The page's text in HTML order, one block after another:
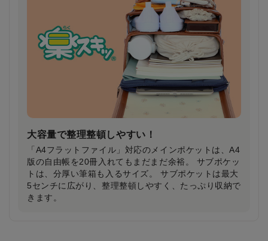
雨の日や暗い夜道でもドライバーの注意を引き
安全・安心
雨で視界が悪い日や夕暮れ時に、ランドセルのふちが
ピカッと光り、ドライバーの注意を引きます。
大容量で整理整頓しやすい！
「A4フラットファイル」対応のメインポケットは、A4
版の自由帳を20冊入れてもまだまだ余裕。 サブポケッ
トは、分厚い筆箱も入るサイズ。 サブポケットは最大
5センチに広がり、整理整頓しやすく、たっぷり収納で
きます。